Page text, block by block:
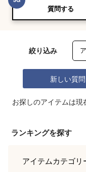
質問する
絞り込み
新しい質問
お探しのアイテムは現
ランキングを探す
アイテムカテゴリ